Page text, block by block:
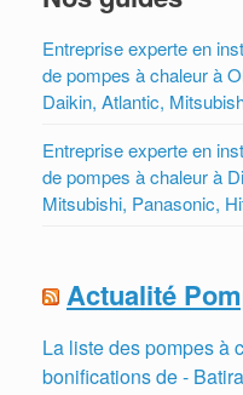
Entreprise experte en
de pompes à chaleur à
Daikin, Atlantic,
Entreprise experte en
de pompes à chaleur à
Mitsubishi, Panasonic,
Actualité
La liste des pompes à
bonifications de -